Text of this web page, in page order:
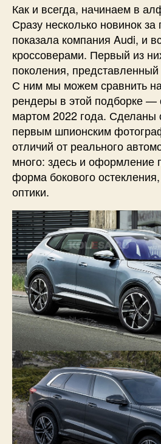
Как и всегда, начинаем в
Сразу несколько новинок
показала компания Audi, и
кроссоверами. Первый из
поколения,
С ним мы можем сравнить
рендеры в этой подборке
мартом 2022 года. Сделаны
первым шпионским
отличий от реального
много: здесь и оформление
форма бокового
оптики.